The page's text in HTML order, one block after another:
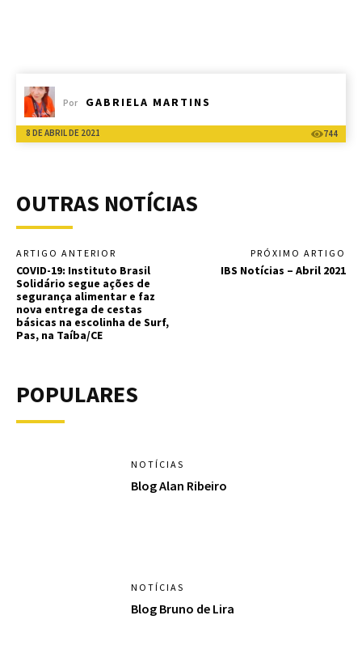
Por GABRIELA MARTINS
8 DE ABRIL DE 2021 744
OUTRAS NOTÍCIAS
ARTIGO ANTERIOR
COVID-19: Instituto Brasil
Solidário segue ações de
segurança alimentar e faz
nova entrega de cestas
básicas na escolinha de Surf,
Pas, na Taíba/CE
PRÓXIMO ARTIGO
IBS Notícias – Abril 2021
POPULARES
NOTÍCIAS
Blog Alan Ribeiro
NOTÍCIAS
Blog Bruno de Lira